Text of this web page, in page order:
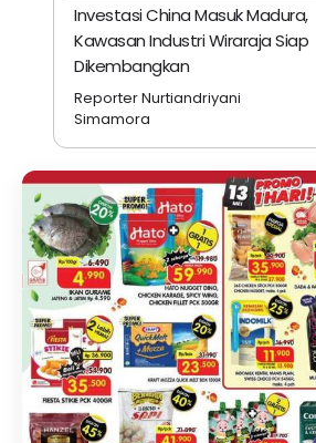
Investasi China Masuk Madura,
Kawasan Industri Wiraraja Siap
Dikembangkan
Reporter Nurtiandriyani
Simamora